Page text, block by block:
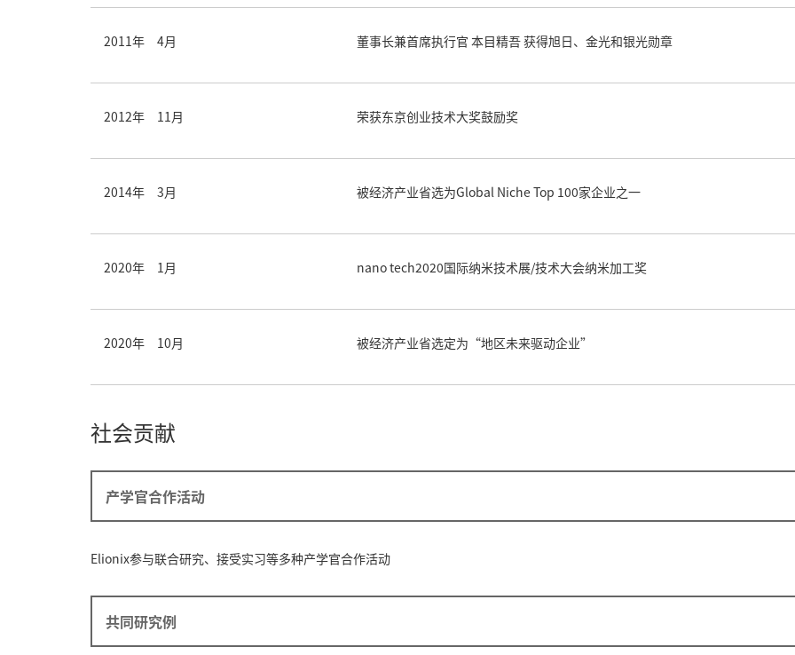
2011年 4月 董事长兼首席执行官 本目精吾 获得旭日、金光和银光勋章
2012年 11月 荣获东京创业技术大奖鼓励奖
2014年 3月 被经济产业省选为Global Niche Top 100家企业之一
2020年 1月 nano tech2020国际纳米技术展/技术大会纳米加工奖
2020年 10月 被经济产业省选定为“地区未来驱动企业”
社会贡献
产学官合作活动
Elionix参与联合研究、接受实习等多种产学官合作活动
共同研究例